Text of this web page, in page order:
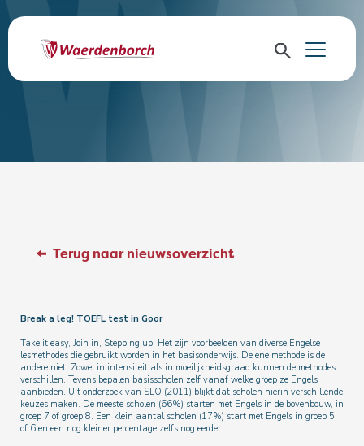
Terug naar nieuwsoverzicht
Break a leg! TOEFL test in Goor
Take it easy, Join in, Stepping up. Het zijn voorbeelden van diverse Engelse
lesmethodes die gebruikt worden in het basisonderwijs. De ene methode is de
andere niet. Zowel in intensiteit als in moeilijkheidsgraad kunnen de methodes
verschillen. Tevens bepalen basisscholen zelf vanaf welke groep ze Engels
aanbieden. Uit onderzoek van SLO (2011) blijkt dat scholen hierin verschillende
keuzes maken. De meeste scholen (66%) starten met Engels in de bovenbouw, in
groep 7 of groep 8. Een klein aantal scholen (17%) start met Engels in groep 5
of 6 en een nog kleiner percentage zelfs nog eerder.